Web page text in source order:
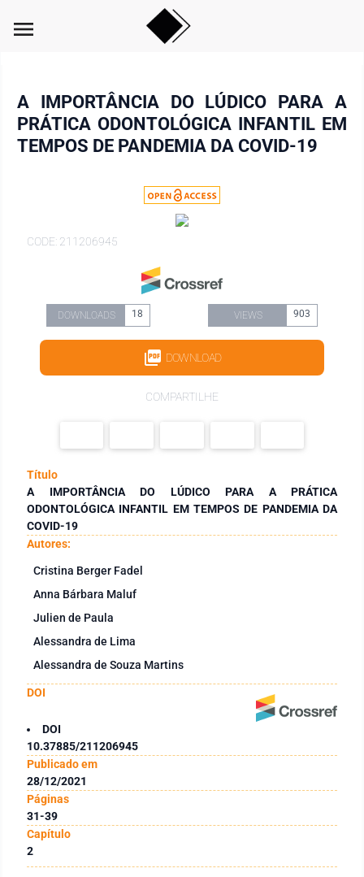
menu
A IMPORTÂNCIA DO LÚDICO PARA A
PRÁTICA ODONTOLÓGICA INFANTIL EM
TEMPOS DE PANDEMIA DA COVID-19
CODE: 211206945
DOWNLOADS 18 VIEWS 903
DOWNLOAD
COMPARTILHE
Título
A IMPORTÂNCIA DO LÚDICO PARA A PRÁTICA
ODONTOLÓGICA INFANTIL EM TEMPOS DE PANDEMIA DA
COVID-19
Autores:
Cristina Berger Fadel
Anna Bárbara Maluf
Julien de Paula
Alessandra de Lima
Alessandra de Souza Martins
DOI
DOI
10.37885/211206945
Publicado em
28/12/2021
Páginas
31-39
Capítulo
2